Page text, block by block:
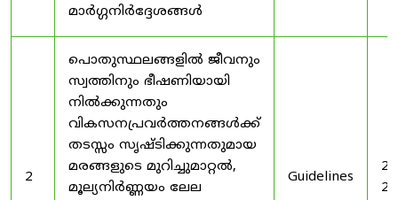
മാർഗ്ഗനിർദ്ദേശങ്ങൾ
2
പൊതുസ്ഥലങ്ങളിൽ ജീവനും
സ്വത്തിനും ഭീഷണിയായി
നിൽക്കുന്നതും
വികസനപ്രവർത്തനങ്ങൾക്ക്
തടസ്സം സൃഷ്ടിക്കുന്നതുമായ
മരങ്ങളുടെ മുറിച്ചുമാറ്റൽ,
മൂല്യനിർണ്ണയം ലേല
Guidelines